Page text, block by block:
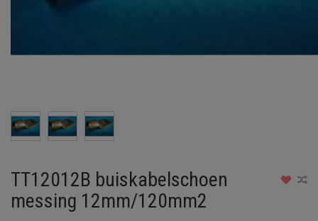
TT12012B buiskabelschoen
messing 12mm/120mm2